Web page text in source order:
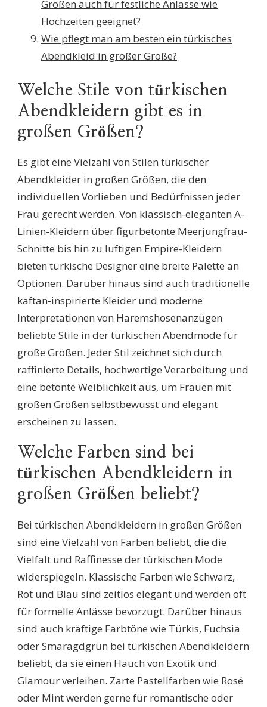
Größen auch für festliche Anlässe wie
Hochzeiten geeignet?
Wie pflegt man am besten ein türkisches
Abendkleid in großer Größe?
Welche Stile von türkischen
Abendkleidern gibt es in
großen Größen?
Es gibt eine Vielzahl von Stilen türkischer
Abendkleider in großen Größen, die den
individuellen Vorlieben und Bedürfnissen jeder
Frau gerecht werden. Von klassisch-eleganten A-
Linien-Kleidern über figurbetonte Meerjungfrau-
Schnitte bis hin zu luftigen Empire-Kleidern
bieten türkische Designer eine breite Palette an
Optionen. Darüber hinaus sind auch traditionelle
kaftan-inspirierte Kleider und moderne
Interpretationen von Haremshosenanzügen
beliebte Stile in der türkischen Abendmode für
große Größen. Jeder Stil zeichnet sich durch
raffinierte Details, hochwertige Verarbeitung und
eine betonte Weiblichkeit aus, um Frauen mit
großen Größen selbstbewusst und elegant
erscheinen zu lassen.
Welche Farben sind bei
türkischen Abendkleidern in
großen Größen beliebt?
Bei türkischen Abendkleidern in großen Größen
sind eine Vielzahl von Farben beliebt, die die
Vielfalt und Raffinesse der türkischen Mode
widerspiegeln. Klassische Farben wie Schwarz,
Rot und Blau sind zeitlos elegant und werden oft
für formelle Anlässe bevorzugt. Darüber hinaus
sind auch kräftige Farbtöne wie Türkis, Fuchsia
oder Smaragdgrün bei türkischen Abendkleidern
beliebt, da sie einen Hauch von Exotik und
Glamour verleihen. Zarte Pastellfarben wie Rosé
oder Mint werden gerne für romantische oder